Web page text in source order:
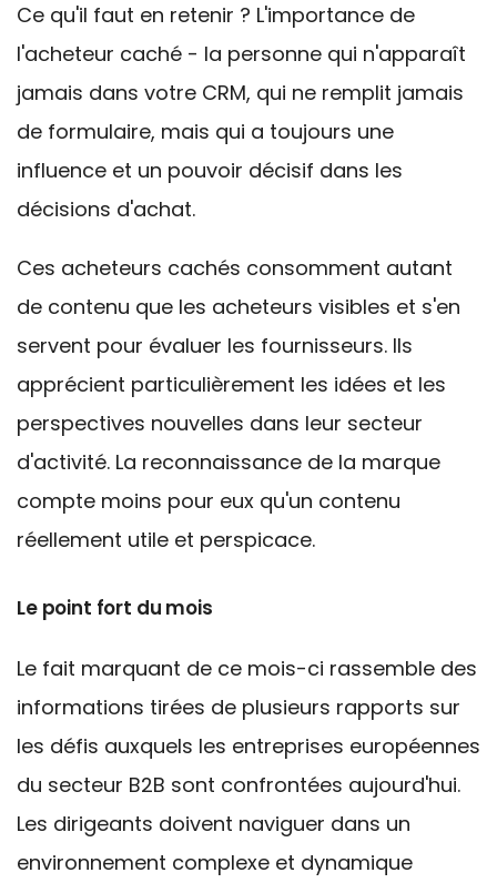
Ce qu'il faut en retenir ? L'importance de
l'acheteur caché - la personne qui n'apparaît
jamais dans votre CRM, qui ne remplit jamais
de formulaire, mais qui a toujours une
influence et un pouvoir décisif dans les
décisions d'achat.
Ces acheteurs cachés consomment autant
de contenu que les acheteurs visibles et s'en
servent pour évaluer les fournisseurs. Ils
apprécient particulièrement les idées et les
perspectives nouvelles dans leur secteur
d'activité. La reconnaissance de la marque
compte moins pour eux qu'un contenu
réellement utile et perspicace.
Le point fort du mois
Le fait marquant de ce mois-ci rassemble des
informations tirées de plusieurs rapports sur
les défis auxquels les entreprises européennes
du secteur B2B sont confrontées aujourd'hui.
Les dirigeants doivent naviguer dans un
environnement complexe et dynamique